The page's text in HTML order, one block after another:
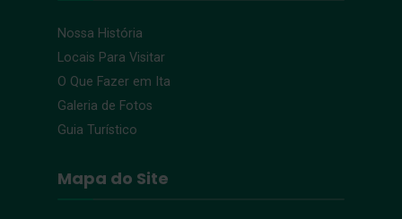
Nossa História
Locais Para Visitar
O Que Fazer em Ita
Galeria de Fotos
Guia Turístico
Mapa do Site